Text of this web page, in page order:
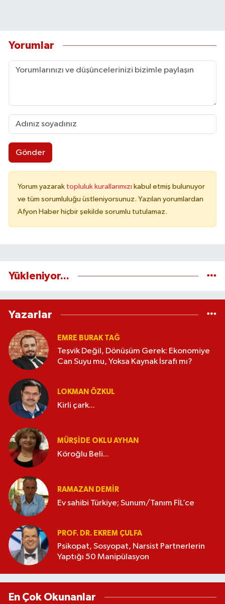
Yorumlar
Gönder
Yorum yazarak topluluk kurallarımızı kabul etmiş bulunuyor
ve tüm sorumluluğu üstleniyorsunuz. Yazılan yorumlardan
Afyon Haber hiçbir şekilde sorumlu tutulamaz.
Yükleniyor...
Yazarlar
EMRE BURAK TAĞ
Teşvik Değil, Dönüşüm Gerek: Ekonomiye
Can Suyu mu, Yoksa Kaynak İsrafı mı?
LOKMAN ÖZKUL
Kirli çark...
MÜRŞIDE OKLU AYHAN
Köroğlu Beli...
RAMAZAN DEMİR
Ev sahibi Türkiye; Sunum/Tanım FİL’ce
PROF. DR. EKREM ÇULFA
Psikopat, Sosyopat, Narsist Partnerlerin
Yaptığı 50 Manipülasyon
En Çok Okunanlar